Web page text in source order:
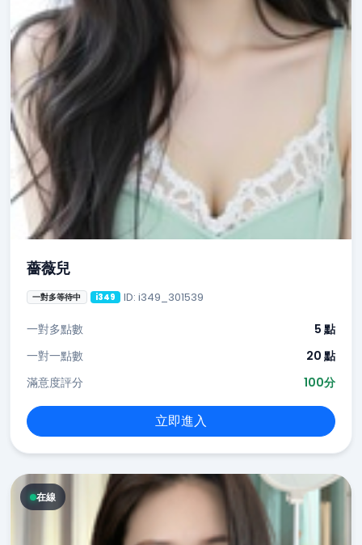
薔薇兒
一對多等待中 i349 ID: i349_301539
一對多點數
5 點
一對一點數
20 點
滿意度評分
100分
立即進入
在線